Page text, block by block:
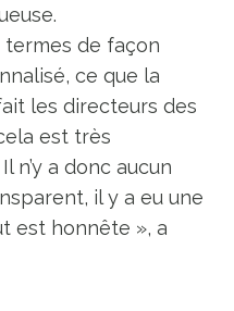
termes de façon
ce que la
les directeurs des
est très
n’y a donc aucun
il y a eu une
est honnête », a